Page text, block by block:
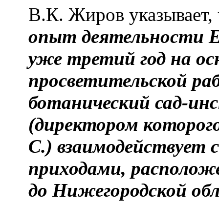
В.К. Жиров указывает,
опыт деятельности
уже третий год на
просветительской
ботанический сад-
(директором
С.) взаимодействует
приходами,
до Нижегородской